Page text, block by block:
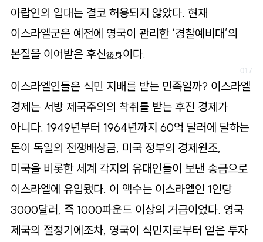
아랍인의 입대는 결코 허용되지 않았다. 현재
이스라엘군은 예전에 영국이 관리한 ‘경찰예비대’의
본질을 이어받은 후신後身이다.
이스라엘인들은 식민 지배를 받는 민족일까? 이스라엘
경제는 서방 제국주의의 착취를 받는 후진 경제가
아니다. 1949년부터 1964년까지 60억 달러에 달하는
돈이 독일의 전쟁배상금, 미국 정부의 경제원조,
미국을 비롯한 세계 각지의 유대인들이 보낸 송금으로
이스라엘에 유입됐다. 이 액수는 이스라엘인 1인당
3000달러, 즉 1000파운드 이상의 거금이었다. 영국
제국의 절정기에조차, 영국이 식민지로부터 얻은 투자